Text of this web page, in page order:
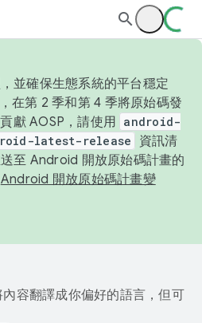
並確保生態系統的平台穩定
在第 2 季和第 4 季將原始碼發
獻 AOSP，請使用 android-
latest-release
資訊清
至 Android 開放原始碼計畫的
Android 開放原始碼計畫變
容翻譯成你偏好的語言，但可